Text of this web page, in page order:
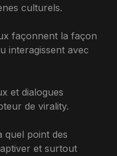
culturels.
façonnent la façon
interagissent avec
et dialogues
de virality.
quel point des
et surtout